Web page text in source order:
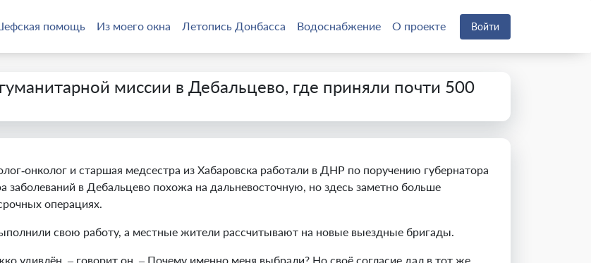
помощь Из моего окна Летопись Донбасса Водоснабжение О проекте Войти
миссии в Дебальцево, где приняли почти 500
и старшая медсестра из Хабаровска работали в ДНР по поручению губернатора
в Дебальцево похожа на дальневосточную, но здесь заметно больше
операциях.
свою работу, а местные жители рассчитывают на новые выездные бригады.
удивлён, – говорит он. – Почему именно меня выбрали? Но своё согласие дал в тот же